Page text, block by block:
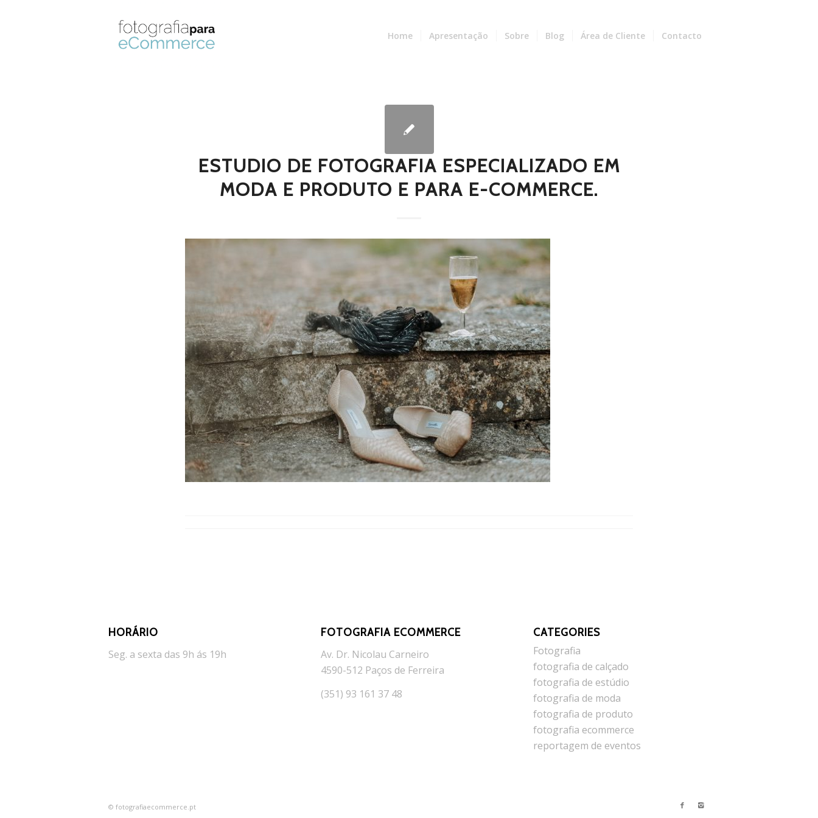
Home Apresentação Sobre Blog Área de Cliente Contacto
ESTUDIO DE FOTOGRAFIA ESPECIALIZADO EM
MODA E PRODUTO E PARA E-COMMERCE.
HORÁRIO
Seg. a sexta das 9h ás 19h
FOTOGRAFIA ECOMMERCE
Av. Dr. Nicolau Carneiro
4590-512 Paços de Ferreira
(351) 93 161 37 48
CATEGORIES
Fotografia
fotografia de calçado
fotografia de estúdio
fotografia de moda
fotografia de produto
fotografia ecommerce
reportagem de eventos
© fotografiaecommerce.pt